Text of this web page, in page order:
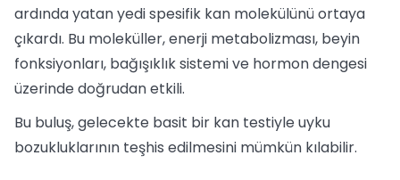
ardında yatan yedi spesifik kan molekülünü ortaya
çıkardı. Bu moleküller, enerji metabolizması, beyin
fonksiyonları, bağışıklık sistemi ve hormon dengesi
üzerinde doğrudan etkili.
Bu buluş, gelecekte basit bir kan testiyle uyku
bozukluklarının teşhis edilmesini mümkün kılabilir.